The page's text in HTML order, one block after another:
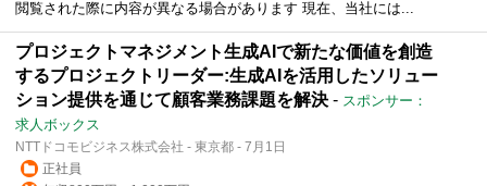
閲覧された際に内容が異なる場合があります 現在、当社には...
プロジェクトマネジメント生成AIで新たな価値を創造
するプロジェクトリーダー:生成AIを活用したソリュー
ション提供を通じて顧客業務課題を解決 - スポンサー：
求人ボックス
NTTドコモビジネス株式会社 - 東京都 - 7月1日
正社員